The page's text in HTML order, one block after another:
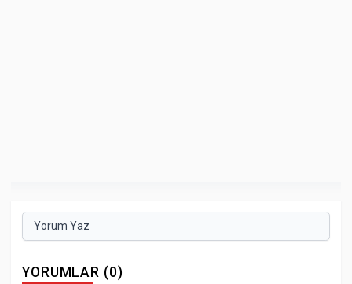
Yorum Yaz
YORUMLAR (0)